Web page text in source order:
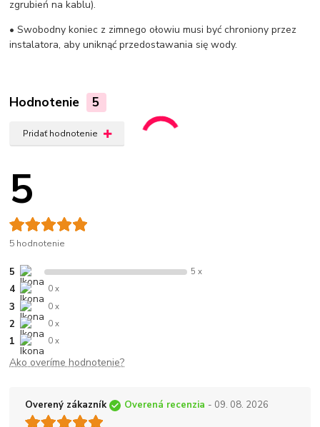
zgrubień na kablu).
• Swobodny koniec z zimnego ołowiu musi być chroniony przez
instalatora, aby uniknąć przedostawania się wody.
Hodnotenie 5
Pridať hodnotenie
5
5 hodnotenie
5 5 x
4 0 x
3 0 x
2 0 x
1 0 x
Ako overíme hodnotenie?
Overený zákazník Overená recenzia - 09. 08. 2026